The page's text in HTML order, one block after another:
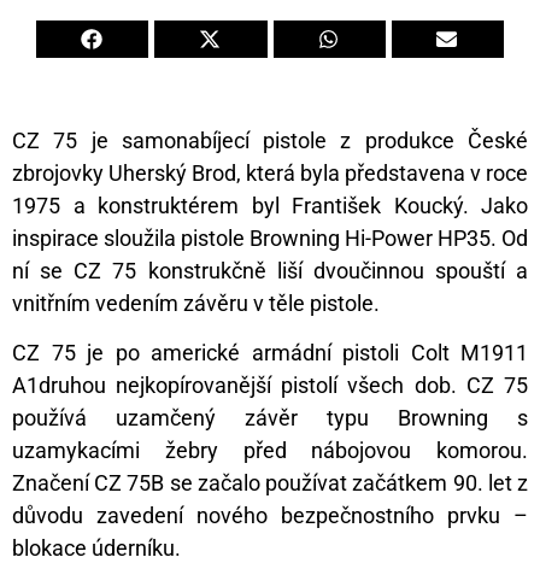
CZ 75 je samonabíjecí pistole z produkce České
zbrojovky Uherský Brod, která byla představena v roce
1975 a konstruktérem byl František Koucký. Jako
inspirace sloužila pistole Browning Hi-Power HP35. Od
ní se CZ 75 konstrukčně liší dvoučinnou spouští a
vnitřním vedením závěru v těle pistole.
CZ 75 je po americké armádní pistoli Colt M1911
A1druhou nejkopírovanější pistolí všech dob. CZ 75
používá uzamčený závěr typu Browning s
uzamykacími žebry před nábojovou komorou.
Značení CZ 75B se začalo používat začátkem 90. let z
důvodu zavedení nového bezpečnostního prvku –
blokace úderníku.